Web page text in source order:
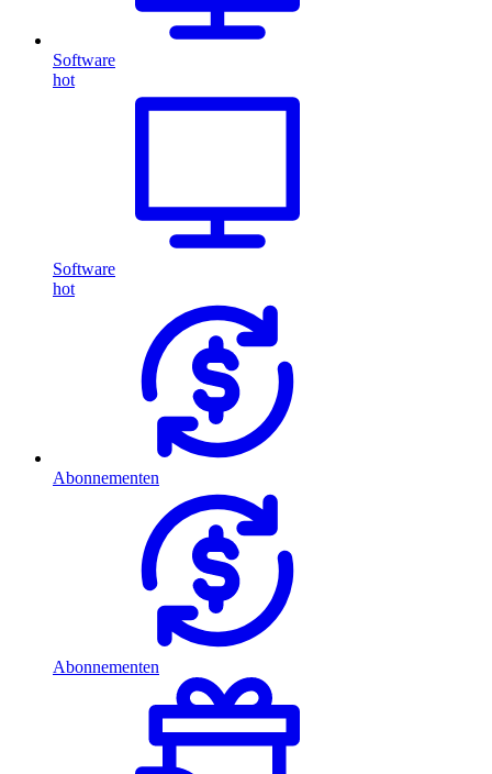
Software
hot
Software
hot
Abonnementen
Abonnementen